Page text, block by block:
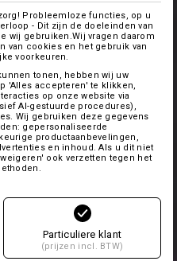
Probleemloze functies, op u
- Dit zijn de doeleinden van
wij gebruiken.Wij vragen daarom
van cookies en het gebruik van
voorkeuren.
tonen, hebben wij uw
'Alles accepteren' te klikken,
op onze website via
AI-gestuurde procedures),
Wij gebruiken deze gegevens
gepersonaliseerde
productaanbevelingen,
en inhoud. Als u dit niet
ook verzetten tegen het
Particuliere klant
(prijzen incl. BTW)